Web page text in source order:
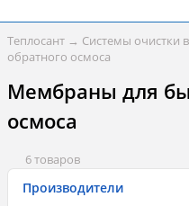
Теплосант → Системы очистки
обратного осмоса
Мембраны для
осмоса
6 товаров
Производители